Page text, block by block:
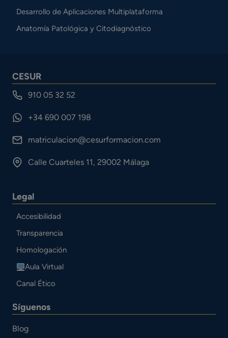
Desarrollo de Aplicaciones Multiplataforma
Anatomía Patológica y Citodiagnóstico
CESUR
910 05 32 52
+34 690 007 198
matriculacion@cesurformacion.com
Calle Cuarteles 11, 29002 Málaga
Legal
Accesibilidad
Transparencia
Homologación
Aula Virtual
Canal Ético
Síguenos
Blog